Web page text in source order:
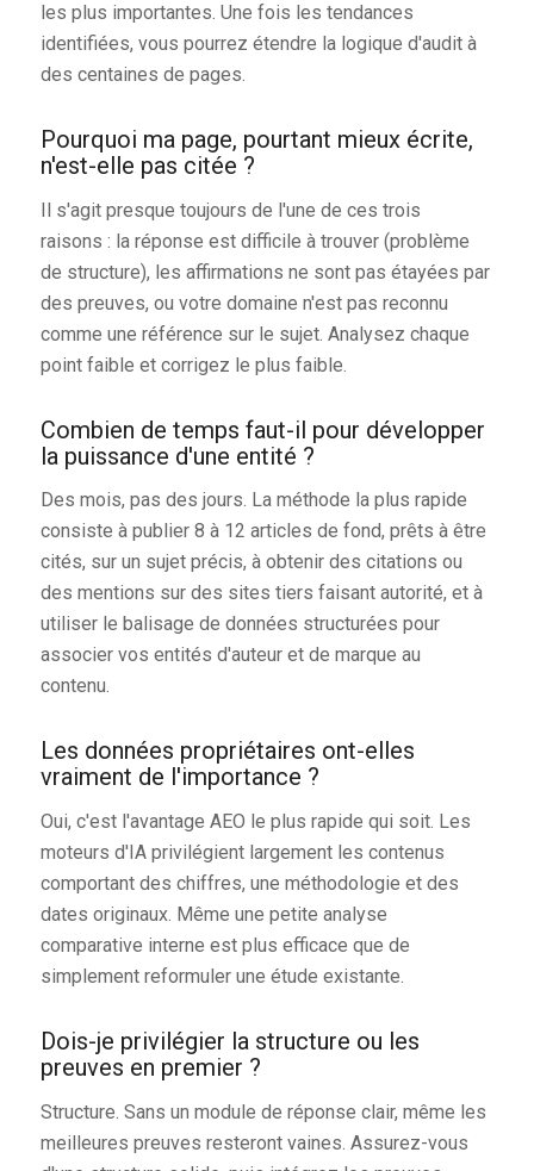
les plus importantes. Une fois les tendances
identifiées, vous pourrez étendre la logique d'audit à
des centaines de pages.
Pourquoi ma page, pourtant mieux écrite,
n'est-elle pas citée ?
Il s'agit presque toujours de l'une de ces trois
raisons : la réponse est difficile à trouver (problème
de structure), les affirmations ne sont pas étayées par
des preuves, ou votre domaine n'est pas reconnu
comme une référence sur le sujet. Analysez chaque
point faible et corrigez le plus faible.
Combien de temps faut-il pour développer
la puissance d'une entité ?
Des mois, pas des jours. La méthode la plus rapide
consiste à publier 8 à 12 articles de fond, prêts à être
cités, sur un sujet précis, à obtenir des citations ou
des mentions sur des sites tiers faisant autorité, et à
utiliser le balisage de données structurées pour
associer vos entités d'auteur et de marque au
contenu.
Les données propriétaires ont-elles
vraiment de l'importance ?
Oui, c'est l'avantage AEO le plus rapide qui soit. Les
moteurs d'IA privilégient largement les contenus
comportant des chiffres, une méthodologie et des
dates originaux. Même une petite analyse
comparative interne est plus efficace que de
simplement reformuler une étude existante.
Dois-je privilégier la structure ou les
preuves en premier ?
Structure. Sans un module de réponse clair, même les
meilleures preuves resteront vaines. Assurez-vous